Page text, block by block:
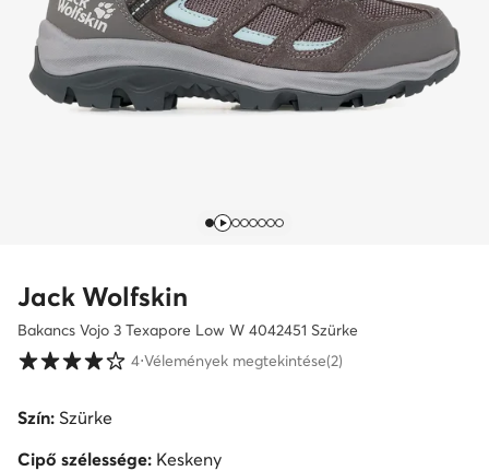
Jack Wolfskin
Bakancs Vojo 3 Texapore Low W 4042451 Szürke
Vásárlói értékelések 1-5 skálán
4⋅Vélemények megtekintése(2)
Szín: Szürke
Cipő szélessége: Keskeny